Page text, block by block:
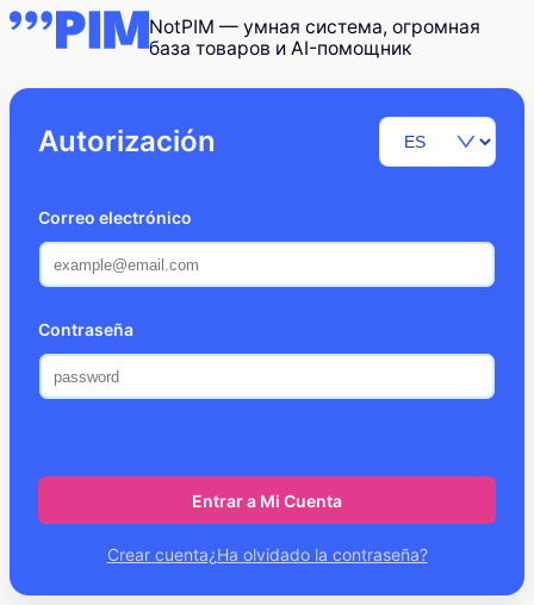
NotPIM — умная система, огромная
база товаров и AI-помощник
Autorización
Correo electrónico
Contraseña
Entrar a Mi Cuenta
Crear cuenta¿Ha olvidado la contraseña?
Volver al registro